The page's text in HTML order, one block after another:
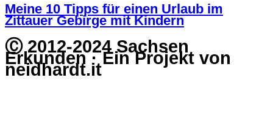
Meine 10 Tipps für einen Urlaub im
Zittauer Gebirge mit Kindern
Ⓒ 2012-2024 Sachsen
Erkunden · Ein Projekt von
neidhardt.it